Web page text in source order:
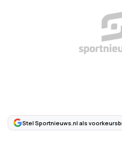
Stel Sportnieuws.nl als